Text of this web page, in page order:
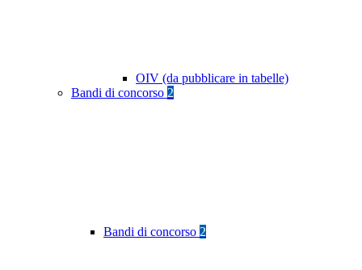
OIV (da pubblicare in tabelle)
Bandi di concorso 2
Bandi di concorso 2